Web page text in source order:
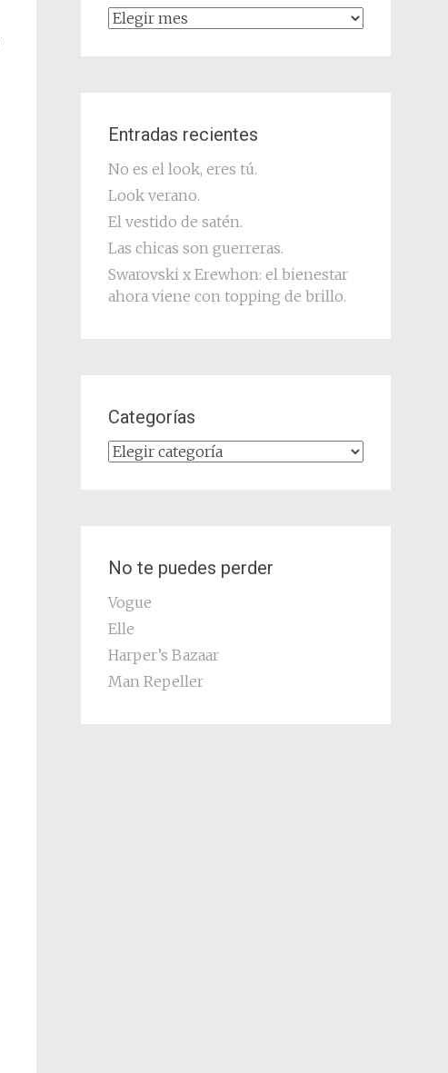
Archivo
Entradas recientes
No es el look, eres tú.
Look verano.
El vestido de satén.
Las chicas son guerreras.
Swarovski x Erewhon: el bienestar
ahora viene con topping de brillo.
Categorías
Categorías
No te puedes perder
Vogue
Elle
Harper’s Bazaar
Man Repeller